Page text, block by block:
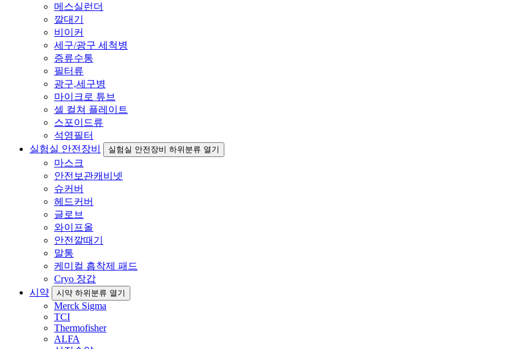
메스실런더
깔대기
비이커
세구/광구 세척병
증류수통
필터류
광구,세구병
마이크로 튜브
셀 컬쳐 플레이트
스포이드류
석영필터
실험실 안전장비
실험실 안전장비 하위분류 열기
마스크
안전보관캐비넷
슈커버
헤드커버
글로브
와이프올
안전깔때기
말통
케미컬 흡착제 패드
Cryo 장갑
시약
시약 하위분류 열기
Merck Sigma
TCI
Thermofisher
ALFA